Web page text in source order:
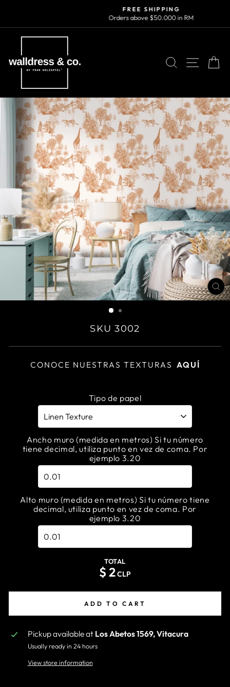
content
Pause
FREE SHIPPING
Orders above $50.000 in RM
SEARCHSITE
SKU 3002
CONOCE NUESTRAS TEXTURAS AQUÍ
Tipo de papel
Ancho muro (medida en metros) Si tu número
tiene decimal, utiliza punto en vez de coma. Por
ejemplo 3.20
Alto muro (medida en metros) Si tu número tiene
decimal, utiliza punto en vez de coma. Por
ejemplo 3.20
TOTAL
$ 2CLP
ADD TO CART
Pickup available at Los Abetos 1569, Vitacura
Usually ready in 24 hours
View store information